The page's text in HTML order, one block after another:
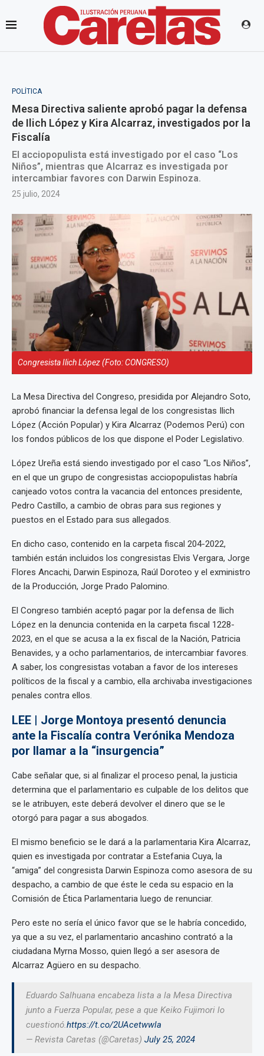
POLÍTICA
Mesa Directiva saliente aprobó pagar la defensa
de Ilich López y Kira Alcarraz, investigados por la
Fiscalía
El acciopopulista está investigado por el caso “Los
Niños”, mientras que Alcarraz es investigada por
intercambiar favores con Darwin Espinoza.
25 julio, 2024
Congresista Ilich López (Foto: CONGRESO)
La Mesa Directiva del Congreso, presidida por Alejandro Soto,
aprobó financiar la defensa legal de los congresistas Ilich
López (Acción Popular) y Kira Alcarraz (Podemos Perú) con
los fondos públicos de los que dispone el Poder Legislativo.
López Ureña está siendo investigado por el caso “Los Niños”,
en el que un grupo de congresistas acciopopulistas habría
canjeado votos contra la vacancia del entonces presidente,
Pedro Castillo, a cambio de obras para sus regiones y
puestos en el Estado para sus allegados.
En dicho caso, contenido en la carpeta fiscal 204-2022,
también están incluidos los congresistas Elvis Vergara, Jorge
Flores Ancachi, Darwin Espinoza, Raúl Doroteo y el exministro
de la Producción, Jorge Prado Palomino.
El Congreso también aceptó pagar por la defensa de Ilich
López en la denuncia contenida en la carpeta fiscal 1228-
2023, en el que se acusa a la ex fiscal de la Nación, Patricia
Benavides, y a ocho parlamentarios, de intercambiar favores.
A saber, los congresistas votaban a favor de los intereses
políticos de la fiscal y a cambio, ella archivaba investigaciones
penales contra ellos.
LEE | Jorge Montoya presentó denuncia
ante la Fiscalía contra Verónika Mendoza
por llamar a la “insurgencia”
Cabe señalar que, si al finalizar el proceso penal, la justicia
determina que el parlamentario es culpable de los delitos que
se le atribuyen, este deberá devolver el dinero que se le
otorgó para pagar a sus abogados.
El mismo beneficio se le dará a la parlamentaria Kira Alcarraz,
quien es investigada por contratar a Estefania Cuya, la
“amiga” del congresista Darwin Espinoza como asesora de su
despacho, a cambio de que éste le ceda su espacio en la
Comisión de Ética Parlamentaria luego de renunciar.
Pero este no sería el único favor que se le habría concedido,
ya que a su vez, el parlamentario ancashino contrató a la
ciudadana Myrna Mosso, quien llegó a ser asesora de
Alcarraz Agüero en su despacho.
Eduardo Salhuana encabeza lista a la Mesa Directiva
junto a Fuerza Popular, pese a que Keiko Fujimori lo
cuestionó.https://t.co/2UAcetwwla
— Revista Caretas (@Caretas) July 25, 2024